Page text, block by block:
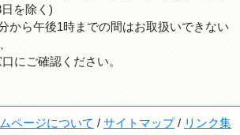
を除く)
から午後1時までの間はお取扱いできない
にご確認ください。
ページについて / サイトマップ/ リンク集